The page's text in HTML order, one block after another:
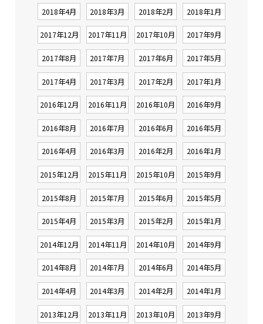
2018年4月 2018年3月 2018年2月 2018年1月
2017年12月 2017年11月 2017年10月 2017年9月
2017年8月 2017年7月 2017年6月 2017年5月
2017年4月 2017年3月 2017年2月 2017年1月
2016年12月 2016年11月 2016年10月 2016年9月
2016年8月 2016年7月 2016年6月 2016年5月
2016年4月 2016年3月 2016年2月 2016年1月
2015年12月 2015年11月 2015年10月 2015年9月
2015年8月 2015年7月 2015年6月 2015年5月
2015年4月 2015年3月 2015年2月 2015年1月
2014年12月 2014年11月 2014年10月 2014年9月
2014年8月 2014年7月 2014年6月 2014年5月
2014年4月 2014年3月 2014年2月 2014年1月
2013年12月 2013年11月 2013年10月 2013年9月